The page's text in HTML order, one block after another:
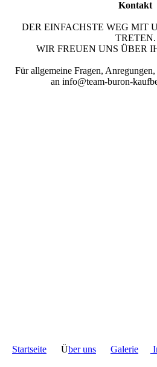
Kontakt
DER EINFACHSTE WEG MIT
TRETEN.
WIR FREUEN UNS ÜBER
Für allgemeine Fragen,
an info@team-buron-
Startseite Über uns Galerie